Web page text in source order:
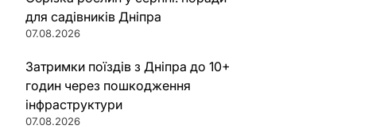
для садівників Дніпра
07.08.2026
Затримки поїздів з Дніпра до 10+
годин через пошкодження
інфраструктури
07.08.2026